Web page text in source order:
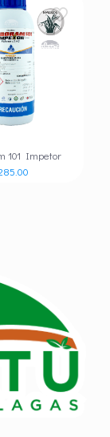
101 Impetor